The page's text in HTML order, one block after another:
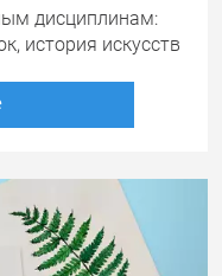
дисциплинам:
история искусств